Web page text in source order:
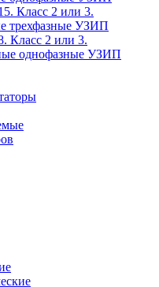
Класс 2 или 3.
трехфазные УЗИП
Класс 2 или 3.
однофазные УЗИП